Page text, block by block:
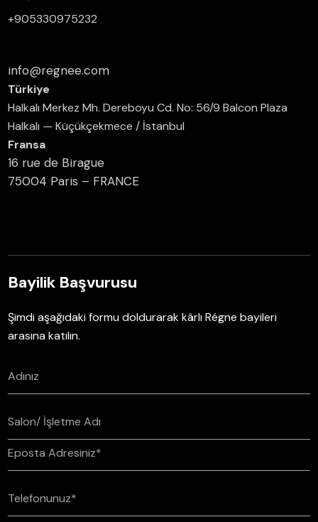
+905330975232
info@regnee.com
Türkiye
Halkalı Merkez Mh. Dereboyu Cd. No: 56/9 Balcon Plaza
Halkalı — Küçükçekmece / İstanbul
Fransa
16 rue de Birague
75004 Paris – FRANCE
Bayilik Başvurusu
Şimdi aşağıdaki formu doldurarak kârlı Régne bayileri
arasına katılın.